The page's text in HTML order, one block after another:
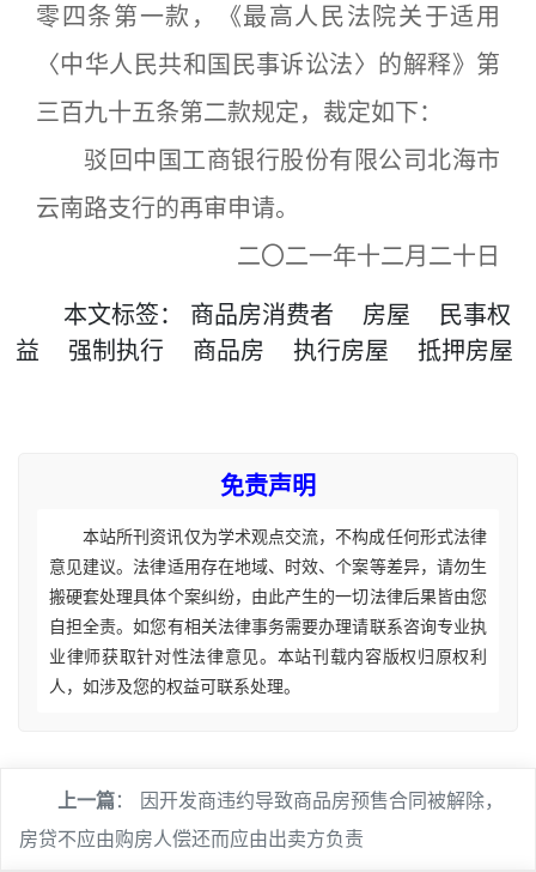
零四条第一款，《最高人民法院关于适用
〈中华人民共和国民事诉讼法〉的解释》第
三百九十五条第二款规定，裁定如下：
驳回中国工商银行股份有限公司北海市
云南路支行的再审申请。
二〇二一年十二月二十日
本文标签： 商品房消费者 房屋
民事权
益
强制执行 商品房 执行房屋 抵押房屋
免责声明
本站所刊资讯仅为学术观点交流，不构成任何形式法律
意见建议。法律适用存在地域、时效、个案等差异，请勿生
搬硬套处理具体个案纠纷，由此产生的一切法律后果皆由您
自担全责。如您有相关法律事务需要办理请联系咨询专业执
业律师获取针对性法律意见。本站刊载内容版权归原权利
人，如涉及您的权益可联系处理。
上一篇： 因开发商违约导致商品房预售合同被解除，
房贷不应由购房人偿还而应由出卖方负责